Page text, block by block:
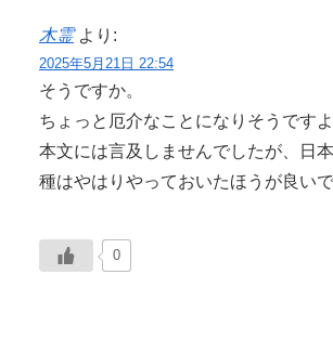
木霊 より:
2025年5月21日 22:54
そうですか。
ちょっと厄介なことになりそうですよ
本文には言及しませんでしたが、日
種はやはりやっておいたほうが良いで
0